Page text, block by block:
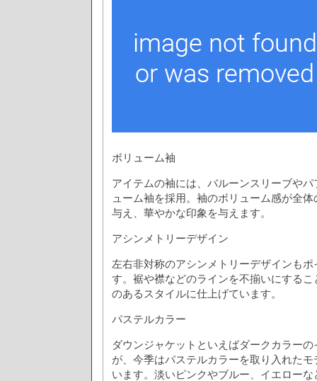
ボリューム袖
アイテムの袖には、バルーンスリーブや
ューム袖を採用。袖のボリューム感が全
与え、華やかな印象を与えます。
アシンメトリーデザイン
左右非対称のアシンメトリーデザインも
す。裾や襟などのラインを不揃いにする
のあるスタイルに仕上げています。
パステルカラー
ダウンジャケットといえばダークカラー
が、今季はパステルカラーを取り入れた
います。淡いピンクやブルー、イエロー